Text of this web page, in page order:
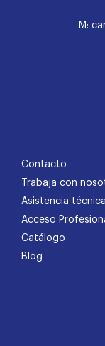
M:
Contacto
Trabaja con
Asistencia técnica
Acceso
Catálogo
Blog